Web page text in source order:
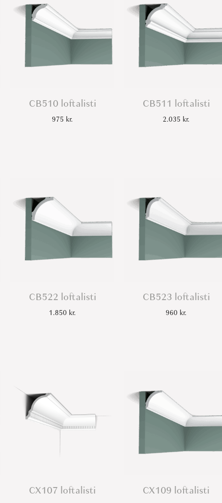
CB510 loftalisti
975 kr.
CB511 loftalisti
2.035 kr.
CB522 loftalisti
1.850 kr.
CB523 loftalisti
960 kr.
CX107 loftalisti CX109 loftalisti